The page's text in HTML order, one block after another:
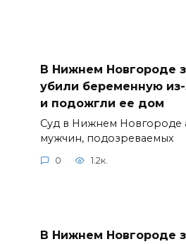
В Нижнем Новгороде
убили беременную
и подожгли ее дом
Суд в Нижнем Новгороде
мужчин, подозреваемых
0 1.2к.
В Нижнем Новгороде